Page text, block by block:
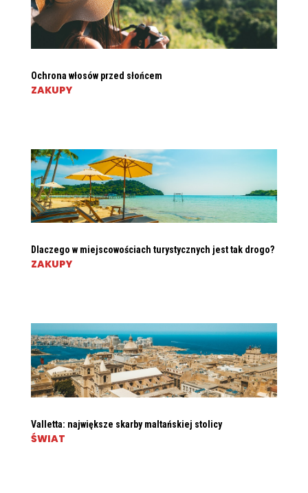
Ochrona włosów przed słońcem
ZAKUPY
Dlaczego w miejscowościach turystycznych jest tak drogo?
ZAKUPY
Valletta: największe skarby maltańskiej stolicy
ŚWIAT